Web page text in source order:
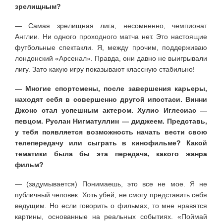
зрелищным?
— Самая зрелищная лига, несомненно, чемпионат
Англии. Ни одного проходного матча нет. Это настоящие
футбольные спектакли. Я, между прочим, поддерживаю
лондонский «Арсенал». Правда, они давно не выигрывали
лигу. Зато какую игру показывают классную стабильно!
— Многие спортсмены, после завершения карьеры,
находят себя в совершенно другой ипостаси. Винни
Джонс стал успешным актером. Хулио Иглесиас —
певцом. Руслан Нигматуллин — диджеем. Представь,
у тебя появляется возможность начать вести свою
телепередачу или сыграть в кинофильме? Какой
тематики была бы эта передача, какого жанра
фильм?
— (задумывается) Понимаешь, это все не мое. Я не
публичный человек. Хоть убей, не смогу представить себя
ведущим. Но если говорить о фильмах, то мне нравятся
картины, основанные на реальных событиях. «Поймай